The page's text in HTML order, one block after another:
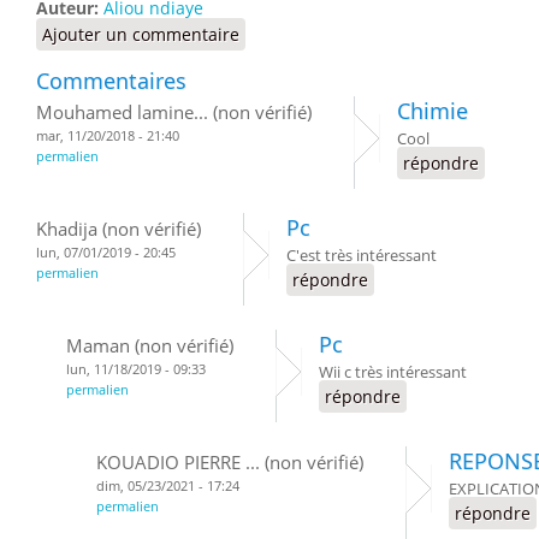
Auteur: Aliou ndiaye
Ajouter un commentaire
Commentaires
Mouhamed lamine... (non vérifié)
mar, 11/20/2018 - 21:40
permalien
Chimie
Cool
répondre
Khadija (non vérifié)
lun, 07/01/2019 - 20:45
permalien
Pc
C'est très intéressant
répondre
Maman (non vérifié)
lun, 11/18/2019 - 09:33
permalien
Pc
Wii c très intéressant
répondre
KOUADIO PIERRE ... (non vérifié)
dim, 05/23/2021 - 17:24
permalien
répondre